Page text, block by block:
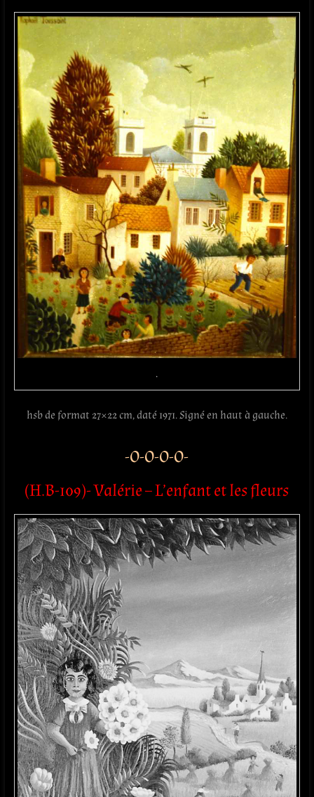
.
hsb de format 27×22 cm, daté 1971. Signé en haut à gauche.
-O-O-O-O-
(H.B-109)- Valérie – L’enfant et les fleurs